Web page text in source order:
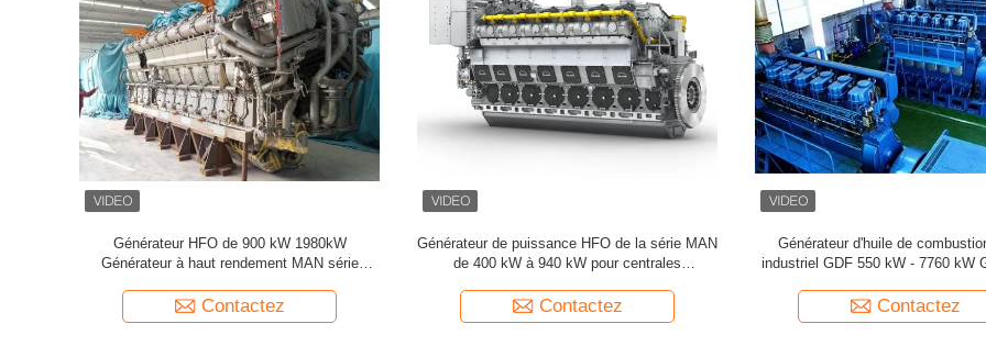
Générateur de HFO GDF pour grandes usines
industrielles Entreprises minières
Contactez
Générateur HFO MAN de 34,4 MW 2011
Nouveau MAN STX 18V32/40 HFO Genset
Contactez
Générateur HFO de haute
Genset refroidi à l'eau pour une
Contactez